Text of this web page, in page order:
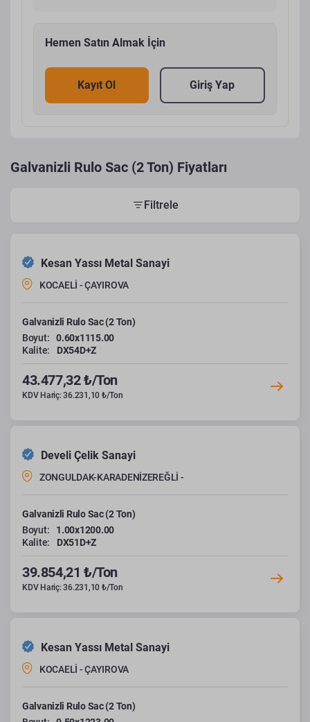
Hemen Satın Almak İçin
Kayıt Ol Giriş Yap
Galvanizli Rulo Sac (2 Ton) Fiyatları
Filtrele
Kesan Yassı Metal Sanayi
KOCAELİ - ÇAYIROVA
Galvanizli Rulo Sac (2 Ton)
Boyut:
0.60x1115.00
Kalite:
DX54D+Z
43.477,32 ₺/Ton
KDV Hariç: 36.231,10 ₺/Ton
Develi Çelik Sanayi
ZONGULDAK-KARADENİZEREĞLİ -
Galvanizli Rulo Sac (2 Ton)
Boyut:
1.00x1200.00
Kalite:
DX51D+Z
39.854,21 ₺/Ton
KDV Hariç: 36.231,10 ₺/Ton
Kesan Yassı Metal Sanayi
KOCAELİ - ÇAYIROVA
Galvanizli Rulo Sac (2 Ton)